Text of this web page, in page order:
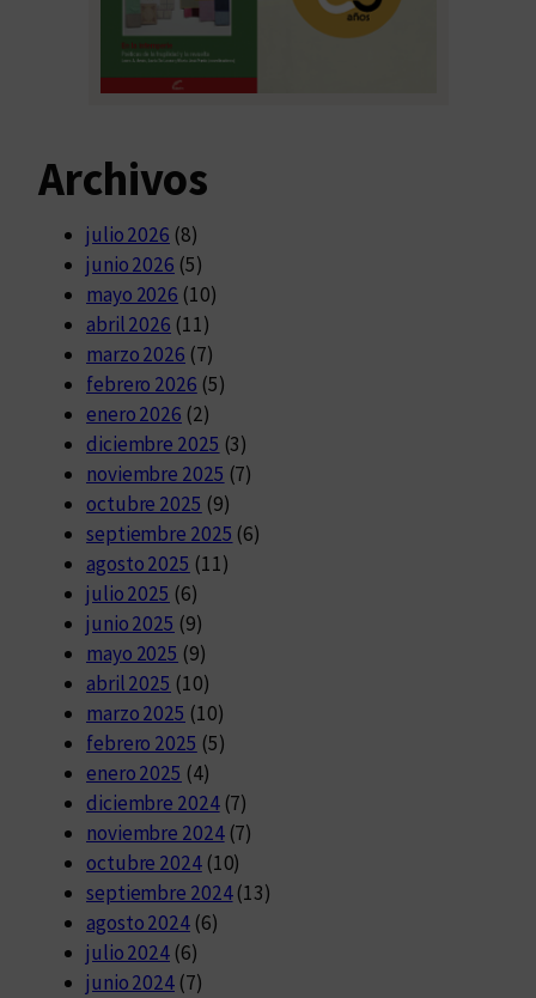
Archivos
julio 2026 (8)
junio 2026 (5)
mayo 2026 (10)
abril 2026 (11)
marzo 2026 (7)
febrero 2026 (5)
enero 2026 (2)
diciembre 2025 (3)
noviembre 2025 (7)
octubre 2025 (9)
septiembre 2025 (6)
agosto 2025 (11)
julio 2025 (6)
junio 2025 (9)
mayo 2025 (9)
abril 2025 (10)
marzo 2025 (10)
febrero 2025 (5)
enero 2025 (4)
diciembre 2024(7)
noviembre 2024(7)
octubre 2024(10)
septiembre 2024(13)
agosto 2024(6)
julio 2024 (6)
junio 2024 (7)